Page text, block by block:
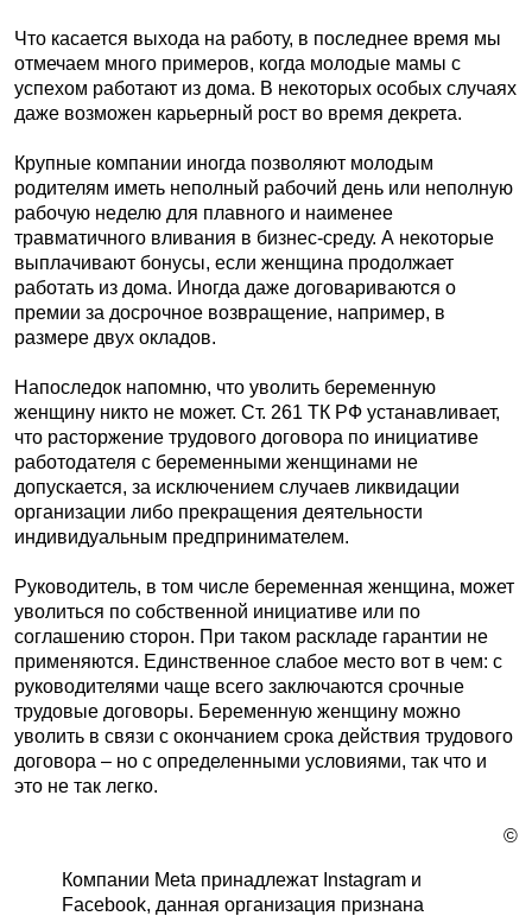
Что касается выхода на работу, в последнее время мы
отмечаем много примеров, когда молодые мамы с
успехом работают из дома. В некоторых особых случаях
даже возможен карьерный рост во время декрета.
Крупные компании иногда позволяют молодым
родителям иметь неполный рабочий день или неполную
рабочую неделю для плавного и наименее
травматичного вливания в бизнес-среду. А некоторые
выплачивают бонусы, если женщина продолжает
работать из дома. Иногда даже договариваются о
премии за досрочное возвращение, например, в
размере двух окладов.
Напоследок напомню, что уволить беременную
женщину никто не может. Ст. 261 ТК РФ устанавливает,
что расторжение трудового договора по инициативе
работодателя с беременными женщинами не
допускается, за исключением случаев ликвидации
организации либо прекращения деятельности
индивидуальным предпринимателем.
Руководитель, в том числе беременная женщина, может
уволиться по собственной инициативе или по
соглашению сторон. При таком раскладе гарантии не
применяются. Единственное слабое место вот в чем: с
руководителями чаще всего заключаются срочные
трудовые договоры. Беременную женщину можно
уволить в связи с окончанием срока действия трудового
договора – но с определенными условиями, так что и
это не так легко.
©
Компании Meta принадлежат Instagram и
Facebook, данная организация признана